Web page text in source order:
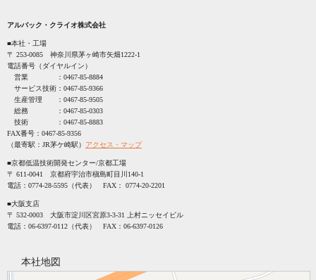
アルバック・クライオ株式会社
■本社・工場
〒 253-0085 神奈川県茅ヶ崎市矢畑1222-1
電話番号（ダイヤルイン）
営業 ： 0467-85-8884
サービス技術： 0467-85-9366
生産管理 ： 0467-85-9505
総務 ： 0467-85-0303
技術 ： 0467-85-8883
FAX番号： 0467-85-9356
（最寄駅：JR茅ケ崎駅） アクセス・マップ
■京都低温技術開発センター/京都工場
〒 611-0041 京都府宇治市槇島町目川140-1
電話： 0774-28-5595 （代表） FAX： 0774-20-2201
■大阪支店
〒 532-0003 大阪市淀川区宮原3-3-31 上村ニッセイビル
電話： 06-6397-0112 （代表） FAX： 06-6397-0126
本社地図